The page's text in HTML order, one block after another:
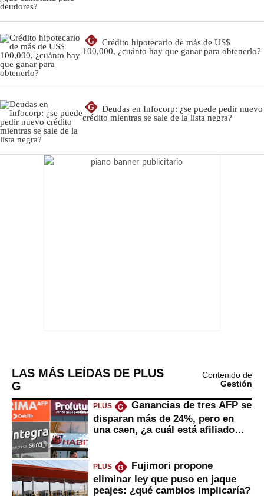
G
Crédito hipotecario de más de US$
100,000, ¿cuánto hay que ganar para obtenerlo?
G
Deudas en Infocorp: ¿se puede pedir nuevo
crédito mientras se sale de la lista negra?
LAS MÁS LEÍDAS DE PLUS
G
Contenido de
Gestión
PLUS G
Ganancias de tres AFP se
disparan más de 24%, pero en
una caen, ¿a cuál está afiliado
PLUS G
Fujimori propone
eliminar ley que puso en jaque
peajes: ¿qué cambios implicaría?